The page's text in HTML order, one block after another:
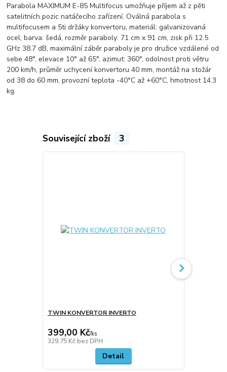
Parabola MAXIMUM E-85 Multifocus umožňuje příjem až z pěti
satelitních pozic natáčecího zařízení. Oválná parabola s
multifocusem a 5ti držáky konvertoru, materiál: galvanizovaná
ocel, barva: šedá, rozměr paraboly: 71 cm x 91 cm, zisk při 12.5
GHz 38.7 dB, maximální záběr paraboly je pro družice vzdálené od
sebe 48°, elevace 10° až 65°, azimut: 360°, odolnost proti větru
200 km/h, průměr uchycení konvertoru 40 mm, montáž na stožár
od 38 do 60 mm, provozní teplota -40°C až +60°C, hmotnost 14.3
kg.
Související zboží 3
TWIN KONVERTOR INVERTO
399,00 Kč/ks
329,75 Kč bez DPH
Detail